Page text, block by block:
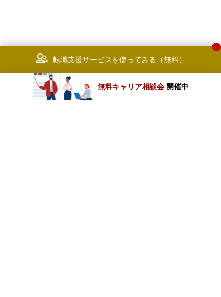
転職支援サービスを使ってみる（無料）
無料キャリア相談会 開催中